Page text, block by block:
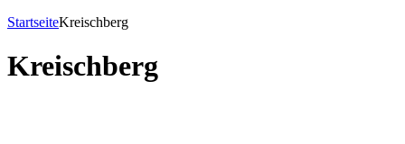
StartseiteKreischberg
Kreischberg